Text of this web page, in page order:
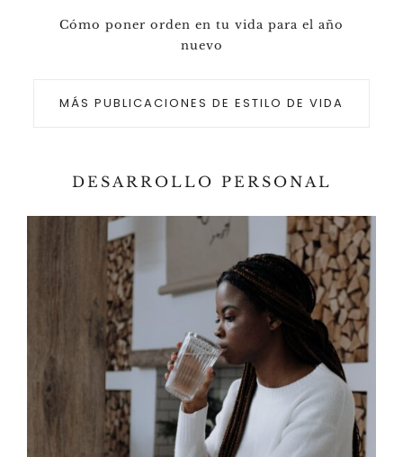
Cómo poner orden en tu vida para el año
nuevo
MÁS PUBLICACIONES DE ESTILO DE VIDA
DESARROLLO PERSONAL